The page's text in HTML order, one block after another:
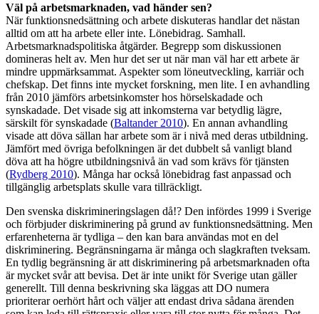
Väl på arbetsmarknaden, vad händer sen?
När funktionsnedsättning och arbete diskuteras handlar det nästan
alltid om att ha arbete eller inte. Lönebidrag. Samhall.
Arbetsmarknadspolitiska åtgärder. Begrepp som diskussionen
domineras helt av. Men hur det ser ut när man väl har ett arbete är
mindre uppmärksammat. Aspekter som löneutveckling, karriär och
chefskap. Det finns inte mycket forskning, men lite. I en avhandling
från 2010 jämförs arbetsinkomster hos hörselskadade och
synskadade. Det visade sig att inkomsterna var betydlig lägre,
särskilt för synskadade (Baltander 2010). En annan avhandling
visade att döva sällan har arbete som är i nivå med deras utbildning.
Jämfört med övriga befolkningen är det dubbelt så vanligt bland
döva att ha högre utbildningsnivå än vad som krävs för tjänsten
(Rydberg 2010). Många har också lönebidrag fast anpassad och
tillgänglig arbetsplats skulle vara tillräckligt.
Den svenska diskrimineringslagen då!? Den infördes 1999 i Sverige
och förbjuder diskriminering på grund av funktionsnedsättning. Men
erfarenheterna är tydliga – den kan bara användas mot en del
diskriminering. Begränsningarna är många och slagkraften tveksam.
En tydlig begränsning är att diskriminering på arbetsmarknaden ofta
är mycket svår att bevisa. Det är inte unikt för Sverige utan gäller
generellt. Till denna beskrivning ska läggas att DO numera
prioriterar oerhört hårt och väljer att endast driva sådana ärenden